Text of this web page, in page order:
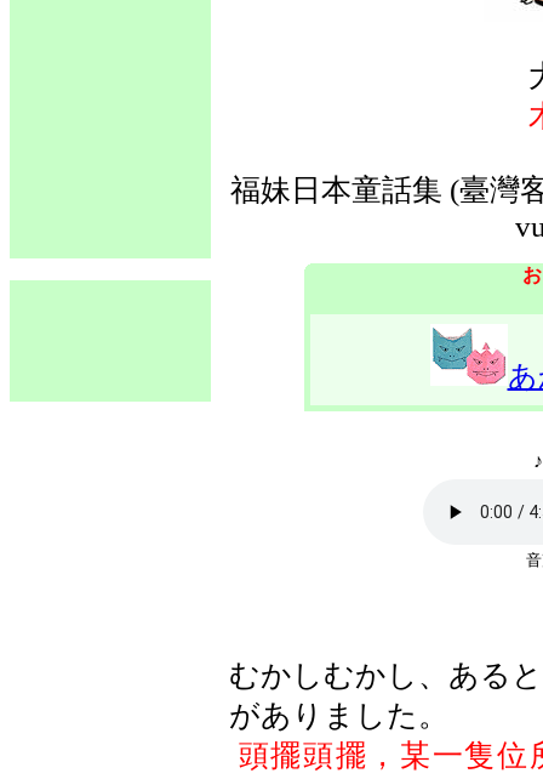
福妹日本童話集 (臺灣
むかしむかし、ある
がありました。
頭擺頭擺，某一隻位